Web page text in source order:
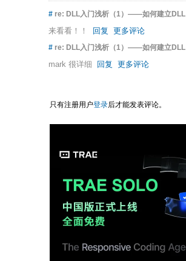
# re: DLL入门浅析（1）——如何建立DLL
来看看！！ 回复 更多评论
# re: DLL入门浅析（1）——如何建立DLL
mark 很详细 回复 更多评论
只有注册用户登录后才能发表评论。